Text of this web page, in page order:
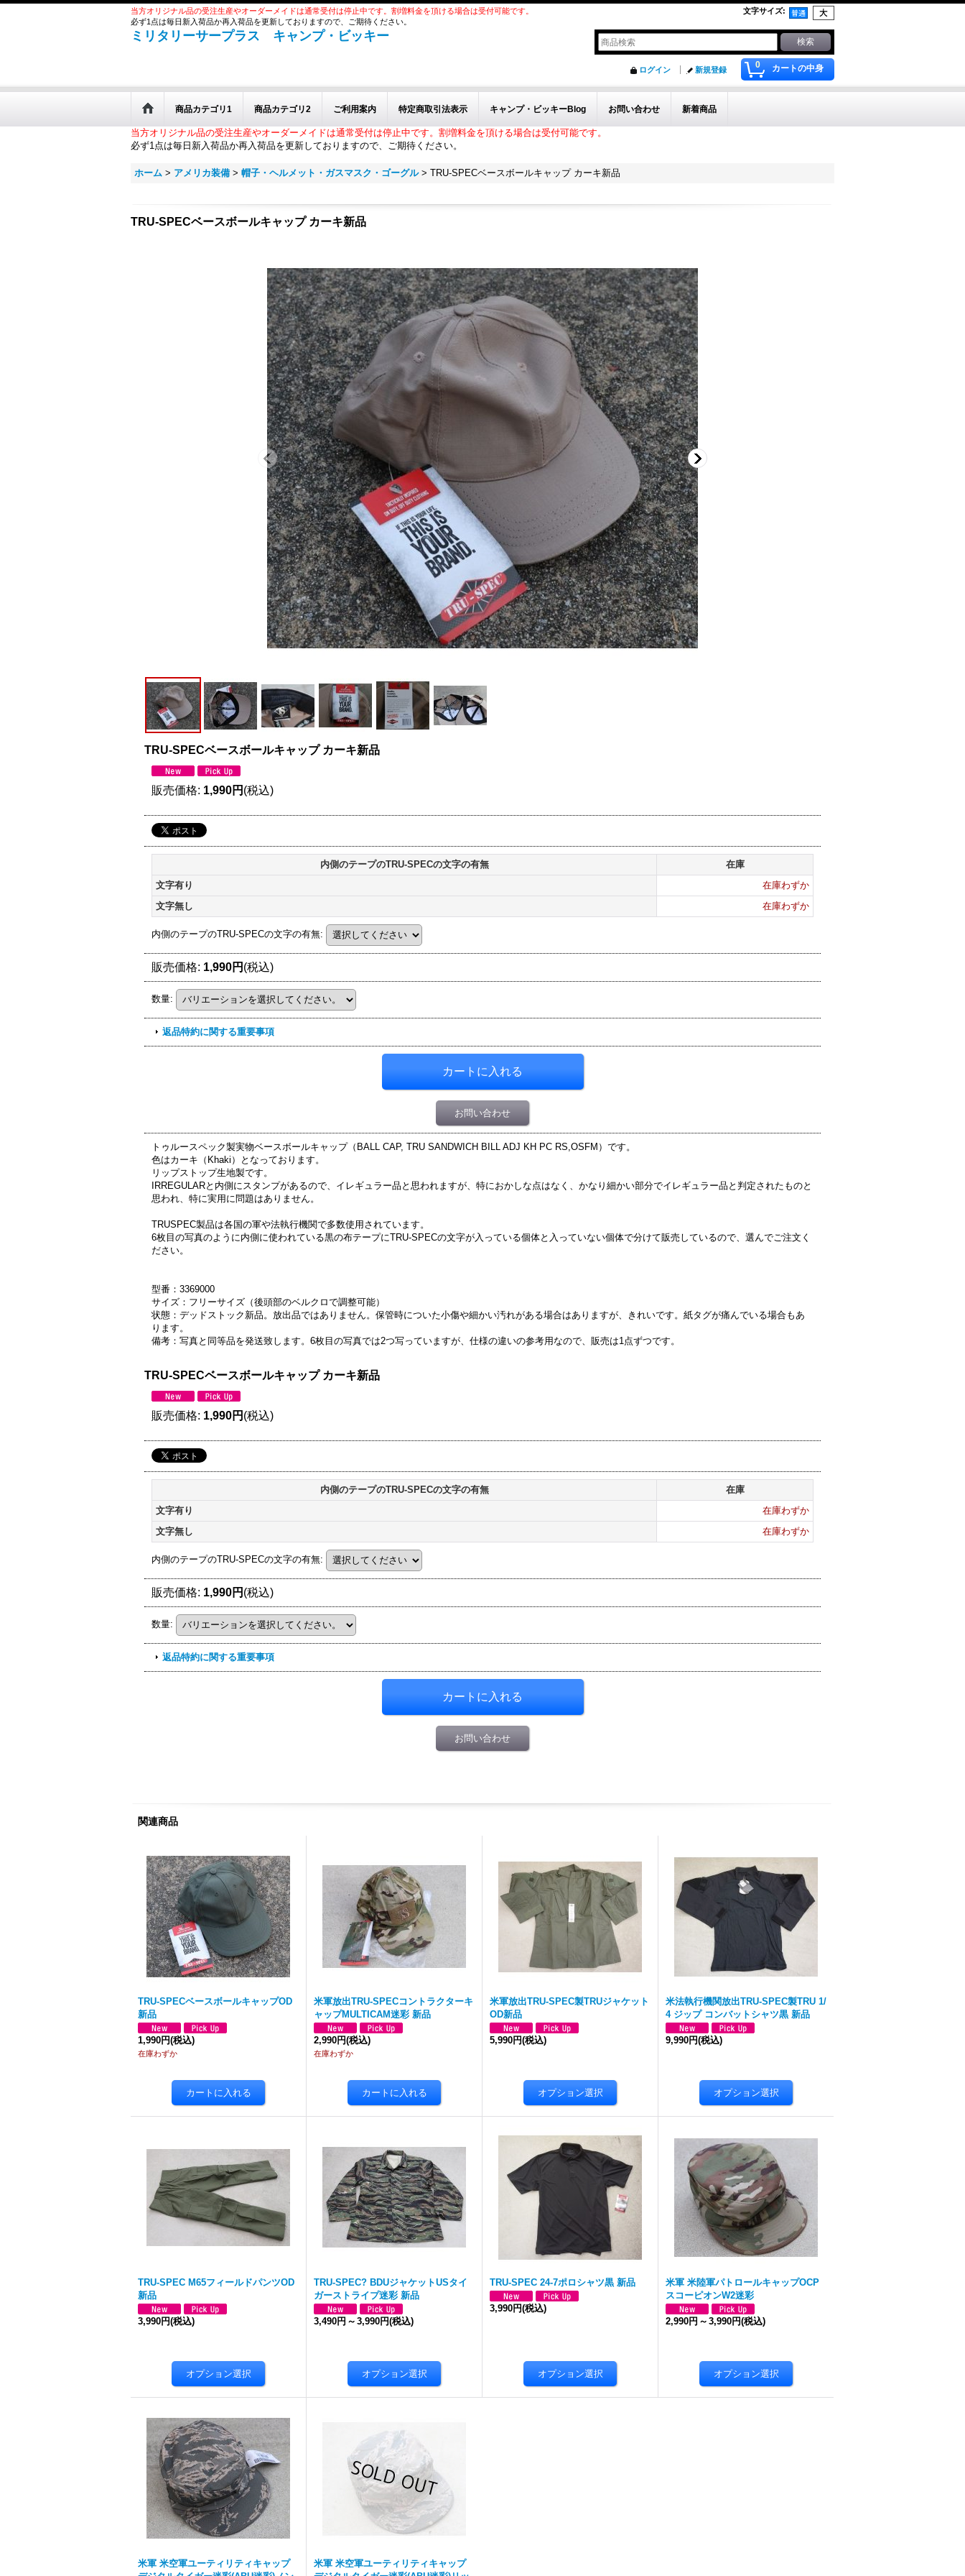
当方オリジナル品の受注生産やオーダーメイドは通常受付は停止中です。割増料金を頂ける場合は受付可能です。
必ず1点は毎日新入荷品か再入荷品を更新しておりますので、ご期待ください。
文字サイズ:
ミリタリーサープラス キャンプ・ビッキー
0 カートの中身
ログイン 新規登録
商品カテゴリ1 商品カテゴリ2 ご利用案内 特定商取引法表示 キャンプ・ビッキーBlog お問い合わせ 新着商品
当方オリジナル品の受注生産やオーダーメイドは通常受付は停止中です。割増料金を頂ける場合は受付可能です。
必ず1点は毎日新入荷品か再入荷品を更新しておりますので、ご期待ください。
ホーム > アメリカ装備 > 帽子・ヘルメット・ガスマスク・ゴーグル > TRU-SPECベースボールキャップ カーキ新品
TRU-SPECベースボールキャップ カーキ新品
TRU-SPECベースボールキャップ カーキ新品
販売価格: 1,990円 (税込)
内側のテープのTRU-SPECの文字の有無
在庫
文字有り
在庫わずか
文字無し
在庫わずか
内側のテープのTRU-SPECの文字の有無:
販売価格: 1,990円 (税込)
数量:
返品特約に関する重要事項
お問い合わせ
トゥルースペック製実物ベースボールキャップ（BALL CAP, TRU SANDWICH BILL ADJ KH PC RS,OSFM）です。
色はカーキ（Khaki）となっております。
リップストップ生地製です。
IRREGULARと内側にスタンプがあるので、イレギュラー品と思われますが、特におかしな点はなく、かなり細かい部分でイレギュラー品と判定されたものと
思われ、特に実用に問題はありません。
TRUSPEC製品は各国の軍や法執行機関で多数使用されています。
6枚目の写真のように内側に使われている黒の布テープにTRU-SPECの文字が入っている個体と入っていない個体で分けて販売しているので、選んでご注文く
ださい。
型番：3369000
サイズ：フリーサイズ（後頭部のベルクロで調整可能）
状態：デッドストック新品。放出品ではありません。保管時についた小傷や細かい汚れがある場合はありますが、きれいです。紙タグが痛んでいる場合もあ
ります。
備考：写真と同等品を発送致します。6枚目の写真では2つ写っていますが、仕様の違いの参考用なので、販売は1点ずつです。
TRU-SPECベースボールキャップ カーキ新品
販売価格: 1,990円 (税込)
内側のテープのTRU-SPECの文字の有無
在庫
文字有り
在庫わずか
文字無し
在庫わずか
内側のテープのTRU-SPECの文字の有無:
販売価格: 1,990円 (税込)
数量:
返品特約に関する重要事項
お問い合わせ
関連商品
TRU-SPECベースボールキャップOD
新品
1,990円(税込)
在庫わずか
米軍放出TRU-SPECコントラクターキ
ャップMULTICAM迷彩 新品
2,990円(税込)
在庫わずか
米軍放出TRU-SPEC製TRUジャケット
OD新品
5,990円(税込)
米法執行機関放出TRU-SPEC製TRU 1/
4 ジップ コンバットシャツ黒 新品
9,990円(税込)
TRU-SPEC M65フィールドパンツOD
新品
3,990円(税込)
TRU-SPEC? BDUジャケットUSタイ
ガーストライプ迷彩 新品
3,490円 ～ 3,990円(税込)
TRU-SPEC 24-7ポロシャツ黒 新品
3,990円(税込)
米軍 米陸軍パトロールキャップOCP
スコーピオンW2迷彩
2,990円 ～ 3,990円(税込)
米軍 米空軍ユーティリティキャップ
米軍 米空軍ユーティリティキャップ